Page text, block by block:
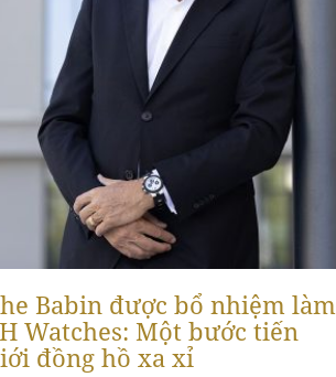
Babin được bổ nhiệm làm
Watches: Một bước tiến
đồng hồ xa xỉ